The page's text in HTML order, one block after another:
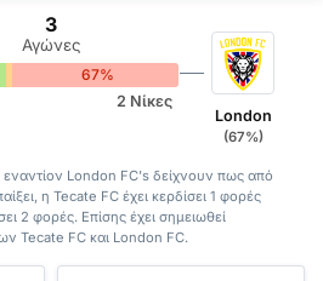
3
Αγώνες
67%
2 Νίκες
London
(67%)
London FC's δείχνουν πως από
η Tecate FC έχει κερδίσει 1 φορές
2 φορές. Επίσης έχει σημειωθεί
Tecate FC και London FC.